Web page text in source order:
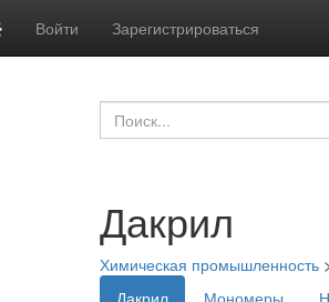
Войти Зарегистрироваться
Дакрил
Химическая промышленность
Дакрил
Мономеры